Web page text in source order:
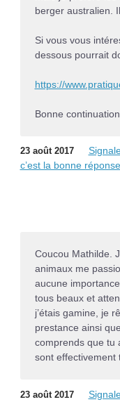
berger australien.
Si vous vous
dessous pourrait
https://
Bonne
23 août 2017
c’est la bonne réponse
Coucou Mathilde.
animaux me
aucune
tous beaux et
j’étais gamine, je
prestance ainsi
comprends que tu
sont effectivement
23 août 2017